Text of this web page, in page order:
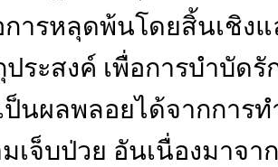
การหลุดพ้นโดยสิ้นเชิงแ
ระสงค์ เพื่อการบำบัด
ป็นผลพลอยได้จากการ
เจ็บป่วย อันเนื่องมาจา